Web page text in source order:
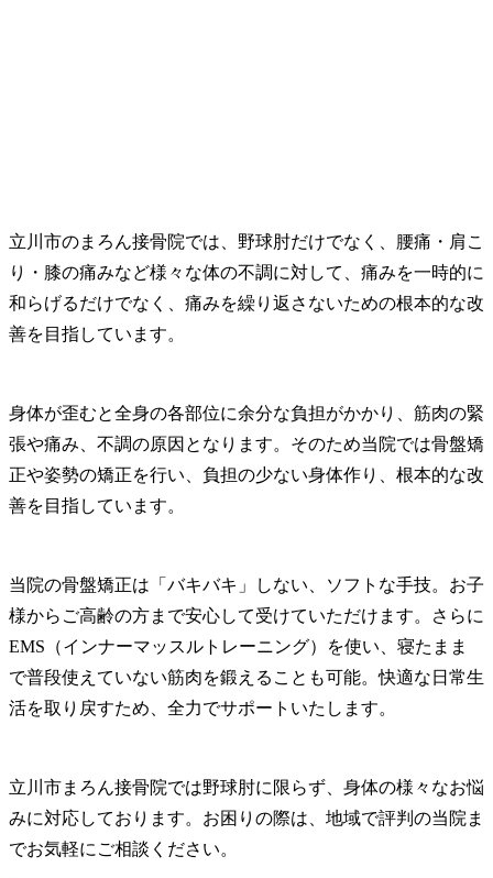
​立川市のまろん接骨院では、野球肘だけでなく、腰痛・肩こ
り・膝の痛みなど様々な体の不調に対して、痛みを一時的に
和らげるだけでなく、痛みを繰り返さないための根本的な改
善を目指しています。
身体が歪むと全身の各部位に余分な負担がかかり、筋肉の緊
張や痛み、不調の原因となります。そのため当院では骨盤矯
正や姿勢の矯正を行い、負担の少ない身体作り、根本的な改
善を目指しています。
当院の骨盤矯正は「バキバキ」しない、ソフトな手技。お子
様からご高齢の方まで安心して受けていただけます。さらに
EMS（インナーマッスルトレーニング）を使い、寝たまま
で普段使えていない筋肉を鍛えることも可能。快適な日常生
活を取り戻すため、全力でサポートいたします。
立川市まろん接骨院では野球肘に限らず、身体の様々なお悩
みに対応しております。お困りの際は、地域で評判の当院ま
でお気軽にご相談ください。